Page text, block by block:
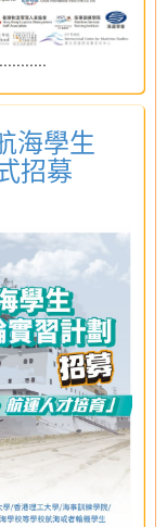
海學生
招募